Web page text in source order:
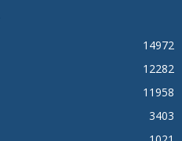
14972
12282
11958
3403